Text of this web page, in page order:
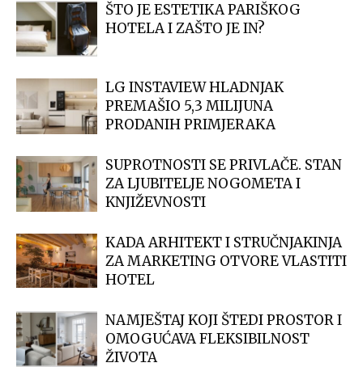
ŠTO JE ESTETIKA PARIŠKOG
HOTELA I ZAŠTO JE IN?
LG INSTAVIEW HLADNJAK
PREMAŠIO 5,3 MILIJUNA
PRODANIH PRIMJERAKA
SUPROTNOSTI SE PRIVLAČE. STAN
ZA LJUBITELJE NOGOMETA I
KNJIŽEVNOSTI
KADA ARHITEKT I STRUČNJAKINJA
ZA MARKETING OTVORE VLASTITI
HOTEL
NAMJEŠTAJ KOJI ŠTEDI PROSTOR I
OMOGUĆAVA FLEKSIBILNOST
ŽIVOTA